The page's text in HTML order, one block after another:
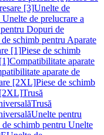
[3]Unelte de
de prelucrare a
Dopuri de
de schimb pentru Aparate
[1]Piese de schimb
Compatibilitate aparate
aparate de
[2XL]Piese de schimb
[2XL]Trusă
Trusă
Unelte pentru
de schimb pentru Unelte